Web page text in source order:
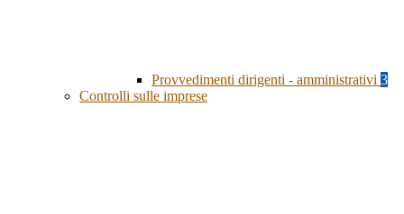
Provvedimenti dirigenti - amministrativi 3
Controlli sulle imprese